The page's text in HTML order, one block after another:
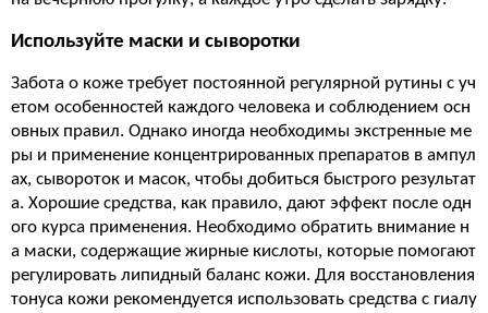
Используйте маски и сыворотки
Забота о коже требует постоянной регулярной рутины с уч
етом особенностей каждого человека и соблюдением осн
овных правил. Однако иногда необходимы экстренные ме
ры и применение концентрированных препаратов в ампул
ах, сывороток и масок, чтобы добиться быстрого результат
а. Хорошие средства, как правило, дают эффект после одн
ого курса применения. Необходимо обратить внимание н
а маски, содержащие жирные кислоты, которые помогают
регулировать липидный баланс кожи. Для восстановления
тонуса кожи рекомендуется использовать средства с гиалу